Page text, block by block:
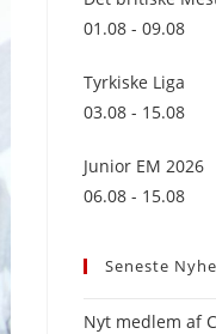
01.08 - 09.08
Tyrkiske Liga
03.08 - 15.08
Junior EM 2026
06.08 - 15.08
Seneste
Nyt medlem af